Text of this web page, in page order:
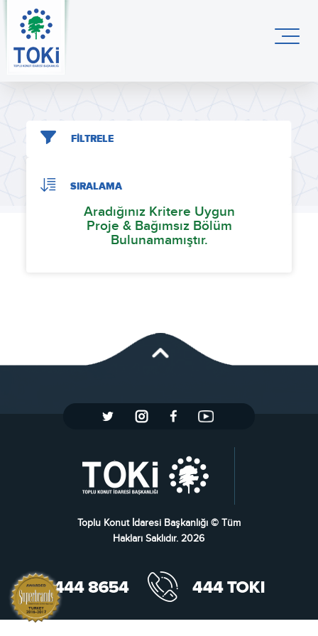
FİLTRELE
SIRALAMA
Aradığınız Kritere Uygun
Proje & Bağımsız Bölüm
Bulunamamıştır.
Toplu Konut İdaresi Başkanlığı © Tüm
Hakları Saklıdır. 2026